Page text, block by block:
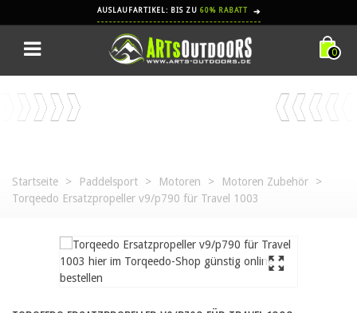
AUSLAUFARTIKEL: BIS ZU 60% RABATT ➔
0
Startseite > Paddelsport > Motoren > Motoren Zubehör
>
Torqeedo Ersatzpropeller v9/p790 für Travel 1003